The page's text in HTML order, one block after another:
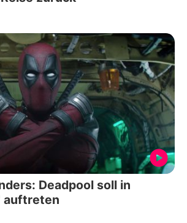
Deadpool soll in
auftreten